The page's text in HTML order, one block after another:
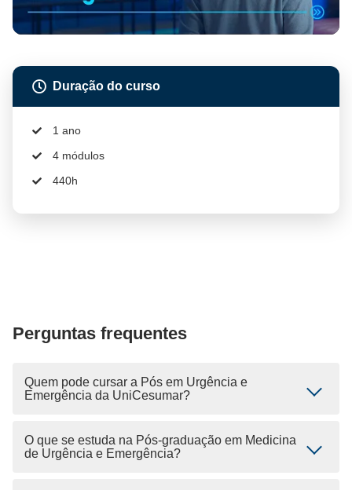
Duração do curso
1 ano
4 módulos
440h
Perguntas frequentes
Quem pode cursar a Pós em Urgência e
Emergência da UniCesumar?
O que se estuda na Pós-graduação em Medicina
de Urgência e Emergência?